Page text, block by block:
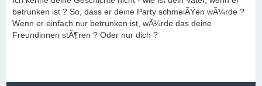
betrunken ist ? So, dass er deine Party schmeiÃŸen wÃ¼rde ?
Wenn er einfach nur betrunken ist, wÃ¼rde das deine
Freundinnen stÃ¶ren ? Oder nur dich ?